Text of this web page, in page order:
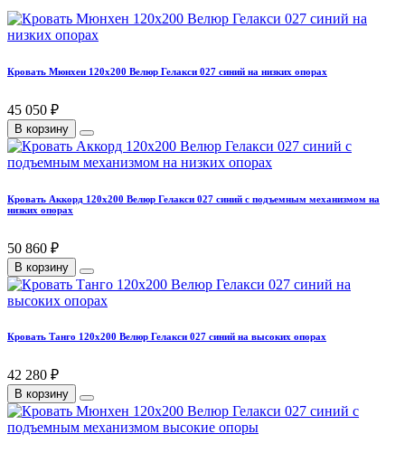
Кровать Мюнхен 120х200 Велюр Гелакси 027 синий на низких опорах
45 050 ₽
В корзину
Кровать Аккорд 120х200 Велюр Гелакси 027 синий с подъемным механизмом на
низких опорах
50 860 ₽
В корзину
Кровать Танго 120х200 Велюр Гелакси 027 синий на высоких опорах
42 280 ₽
В корзину